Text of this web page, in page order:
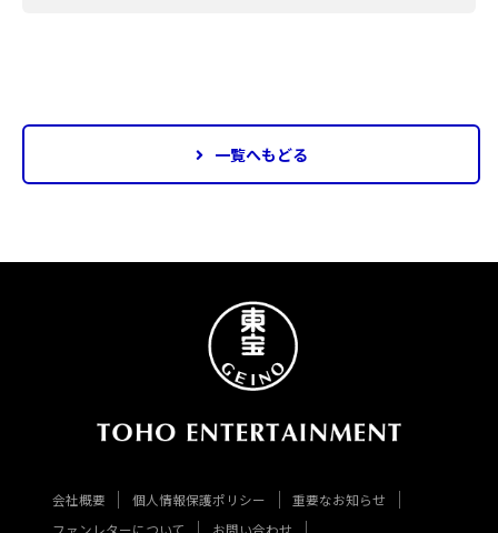
一覧へもどる
会社概要 個人情報保護ポリシー
重要なお知らせ